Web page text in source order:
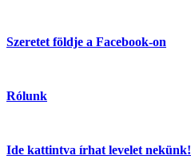
Szeretet földje a Facebook-on
Rólunk
Ide kattintva írhat levelet nekünk!